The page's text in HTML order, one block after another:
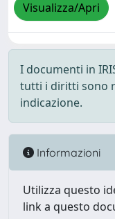
Visualizza/Apri
I documenti in
tutti i diritti sono
indicazione.
Informazioni
Utilizza questo
link a questo